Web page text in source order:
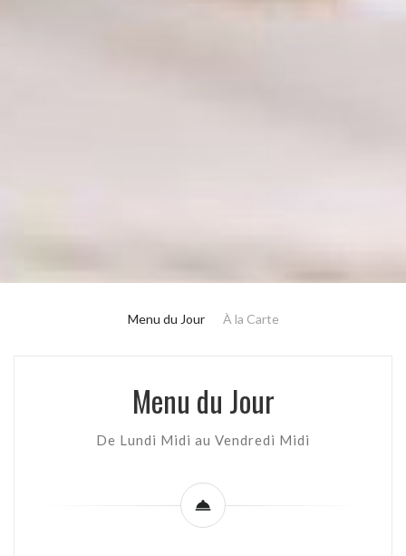
Menu du Jour À la Carte
Menu du Jour
De Lundi Midi au Vendredi Midi